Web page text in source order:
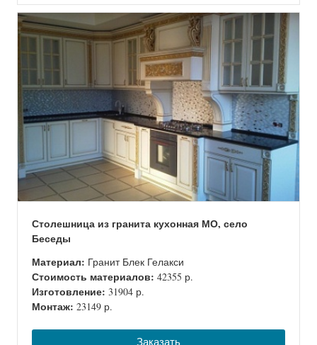
Столешница из гранита кухонная МО, село
Беседы
Материал: Гранит Блек Гелакси
Стоимость материалов: 42355 р.
Изготовление: 31904 р.
Монтаж: 23149 р.
Заказать